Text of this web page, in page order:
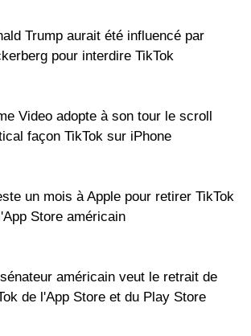
Trump aurait été influencé par
pour interdire TikTok
Video adopte à son tour le scroll
façon TikTok sur iPhone
un mois à Apple pour retirer TikTok
Store américain
américain veut le retrait de
de l'App Store et du Play Store